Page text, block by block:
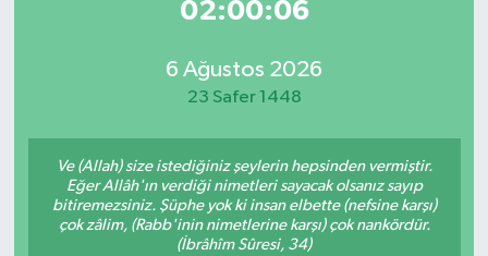
02:00:06
6 Ağustos 2026
23 Safer 1448
Ve (Allah) size istediğiniz şeylerin hepsinden vermiştir.
Eğer Allâh'ın verdiği nimetleri sayacak olsanız sayıp
bitiremezsiniz. Şüphe yok ki insan elbette (nefsine karşı)
çok zâlim, (Rabb'inin nimetlerine karşı) çok nankördür.
(İbrâhîm Sûresi, 34)
Süper Lig Puan Durumu ve Fikstür
Tüm Manşetler
Haber Arşivi